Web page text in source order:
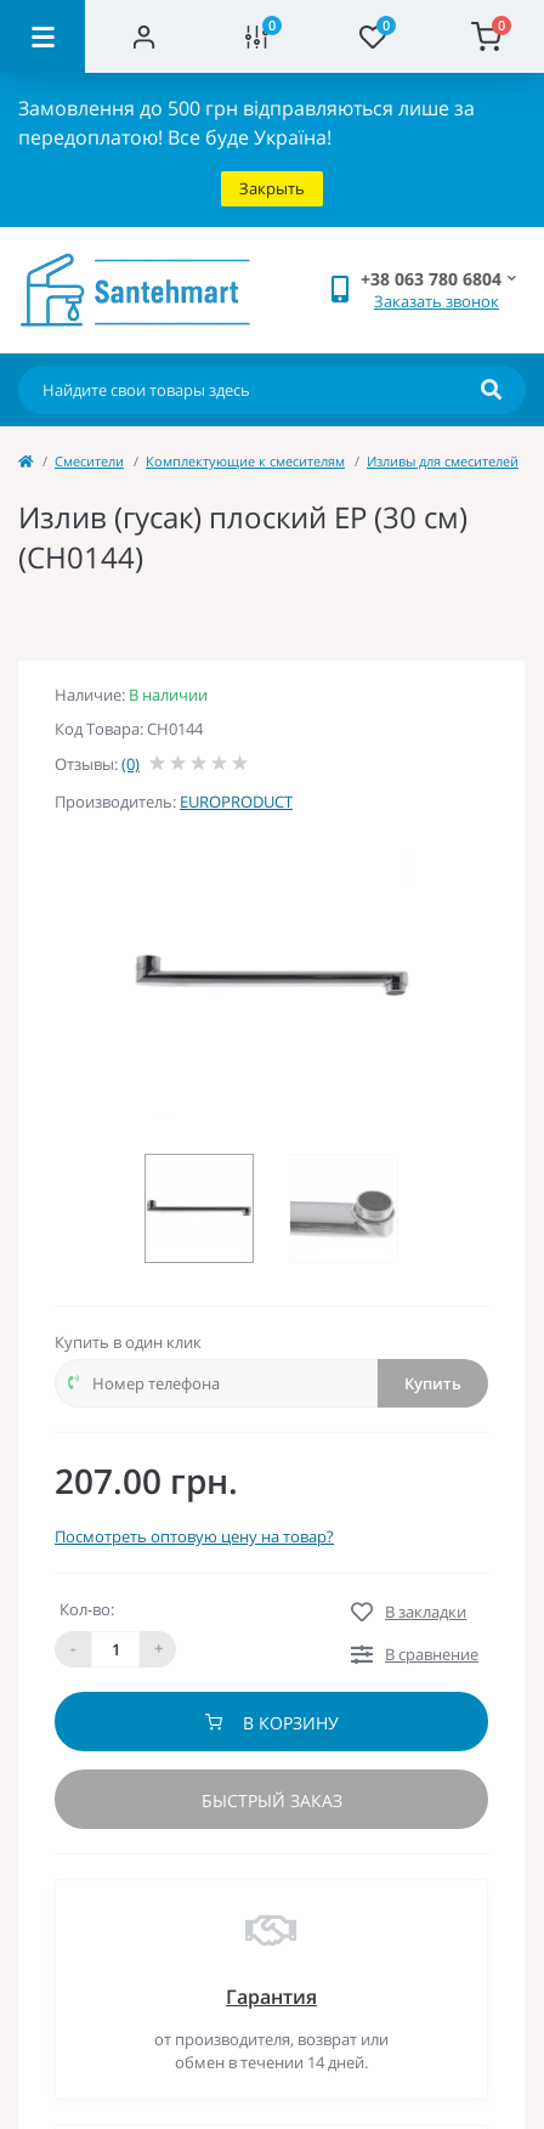
0 0 0
Замовлення до 500 грн відправляються лише за
передоплатою! Все буде Україна!
Закрыть
+38 063 780 6804
Заказать звонок
Cмесители Комплектующие к смесителям Изливы для смесителей
Излив (гусак) плоский EP (30 см)
(CH0144)
Наличие: В наличии
Код Товара: CH0144
Отзывы:(0)
Производитель: EUROPRODUCT
Купить в один клик
Купить
207.00 грн.
Посмотреть оптовую цену на товар?
Кол-во:
-
+
В закладки
В сравнение
В КОРЗИНУ
БЫСТРЫЙ ЗАКАЗ
Гарантия
от производителя, возврат или
обмен в течении 14 дней.